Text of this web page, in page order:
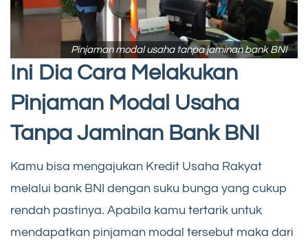
Pinjaman modal usaha tanpa jaminan bank BNI
Ini Dia Cara Melakukan
Pinjaman Modal Usaha
Tanpa Jaminan Bank BNI
Kamu bisa mengajukan Kredit Usaha Rakyat
melalui bank BNI dengan suku bunga yang cukup
rendah pastinya. Apabila kamu tertarik untuk
mendapatkan pinjaman modal tersebut maka dari